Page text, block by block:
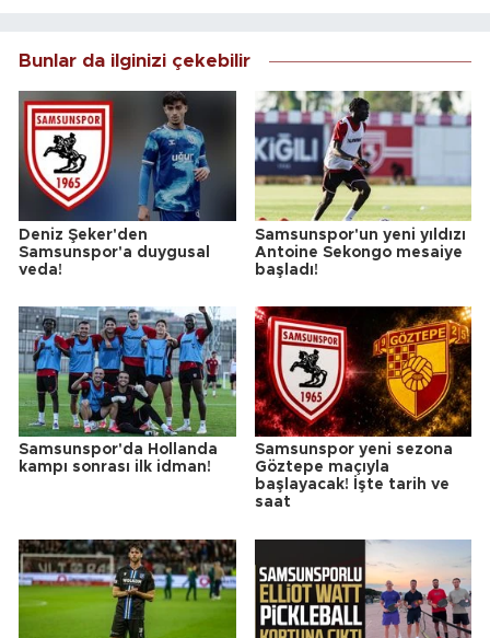
Bunlar da ilginizi çekebilir
Deniz Şeker'den
Samsunspor'a duygusal
veda!
Samsunspor'un yeni yıldızı
Antoine Sekongo mesaiye
başladı!
Samsunspor'da Hollanda
kampı sonrası ilk idman!
Samsunspor yeni sezona
Göztepe maçıyla
başlayacak! İşte tarih ve
saat